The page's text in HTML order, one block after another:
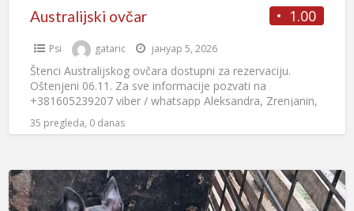
1.00
Australijski ovčar
Psi gataric јануар 5, 2026
Štenci Australijskog ovčara dostupni za rezervaciju.
Oštenjeni 06.11. Za sve informacije pozvati na
+381605239207 viber / whatsapp Aleksandra, Zrenjanin,
35 pregleda, 0 danas